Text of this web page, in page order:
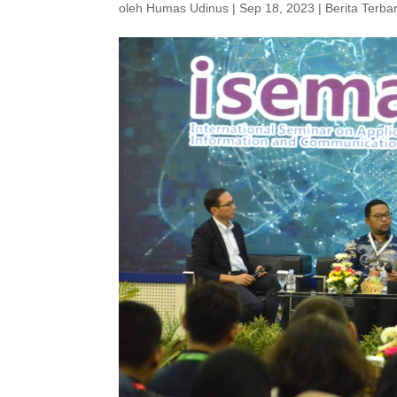
oleh Humas Udinus | Sep 18, 2023 | Berita